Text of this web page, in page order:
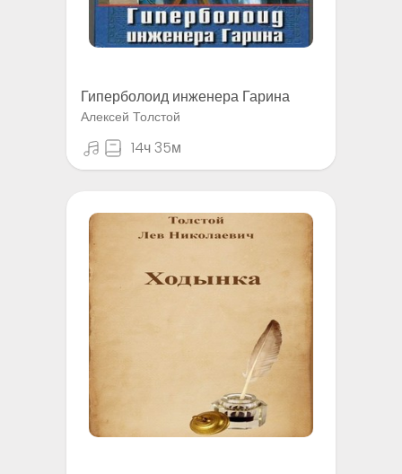
Гиперболоид инженера Гарина
Алексей Толстой
14ч 35м